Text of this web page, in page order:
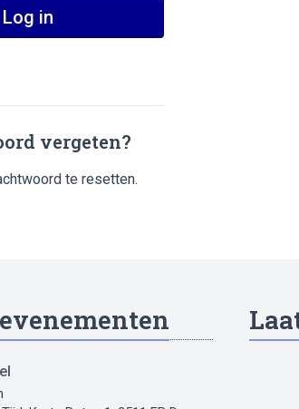
Log in
vergeten?
te resetten.